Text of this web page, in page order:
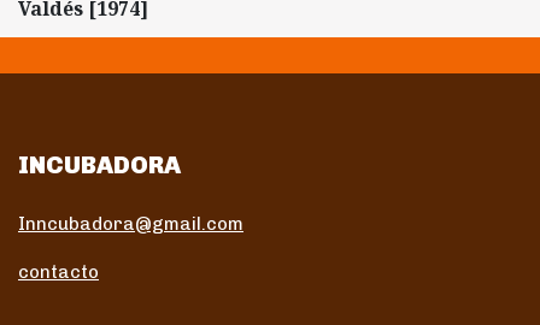
Valdés [1974]
INCUBADORA
Inncubadora@gmail.com
contacto